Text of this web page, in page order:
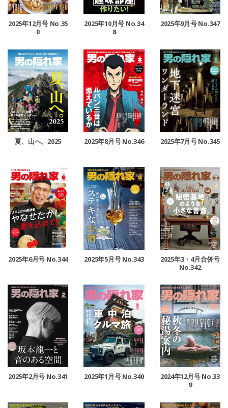
2025年12月号 No.35
0
2025年10月号 No.34
8
2025年9月号 No.347
夏、山へ。2025 2025年8月号 No.346 2025年7月号 No.345
2025年6月号 No.344 2025年5月号 No.343
2025年3・4月合併号
No.342
2025年2月号 No.341 2025年1月号 No.340
2024年12月号 No.33
9